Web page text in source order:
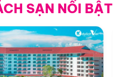
SẠN NỔI BẬT